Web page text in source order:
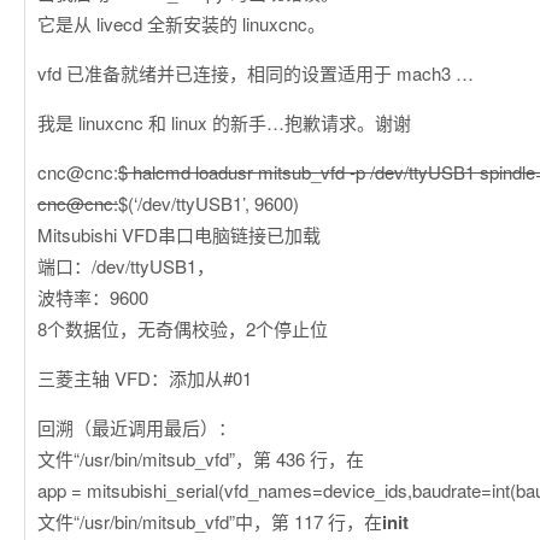
它是从 livecd 全新安装的 linuxcnc。
vfd 已准备就绪并已连接，相同的设置适用于 mach3 …
我是 linuxcnc 和 linux 的新手…抱歉请求。谢谢
cnc@cnc:$ halcmd loadusr mitsub_vfd -p /dev/ttyUSB1
cnc@cnc:$(‘/dev/ttyUSB1’, 9600)
Mitsubishi VFD串口电脑链接已加载
端口：/dev/ttyUSB1，
波特率：9600
8个数据位，无奇偶校验，2个停止位
三菱主轴 VFD：添加从#01
回溯（最近调用最后）：
文件“/usr/bin/mitsub_vfd”，第 436 行，在
app =
文件“/usr/bin/mitsub_vfd”中，第 117 行，在init